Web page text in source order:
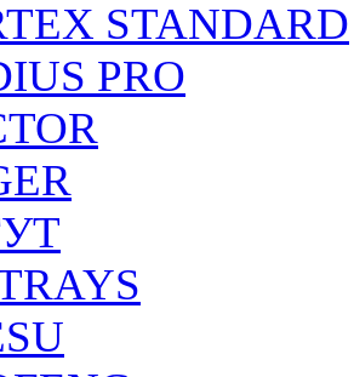
STANDARD
PRO